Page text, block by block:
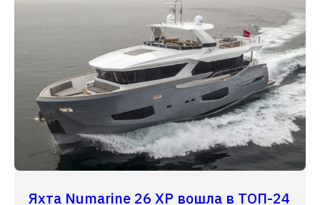
Яхта Numarine 26 XP вошла в ТОП-24